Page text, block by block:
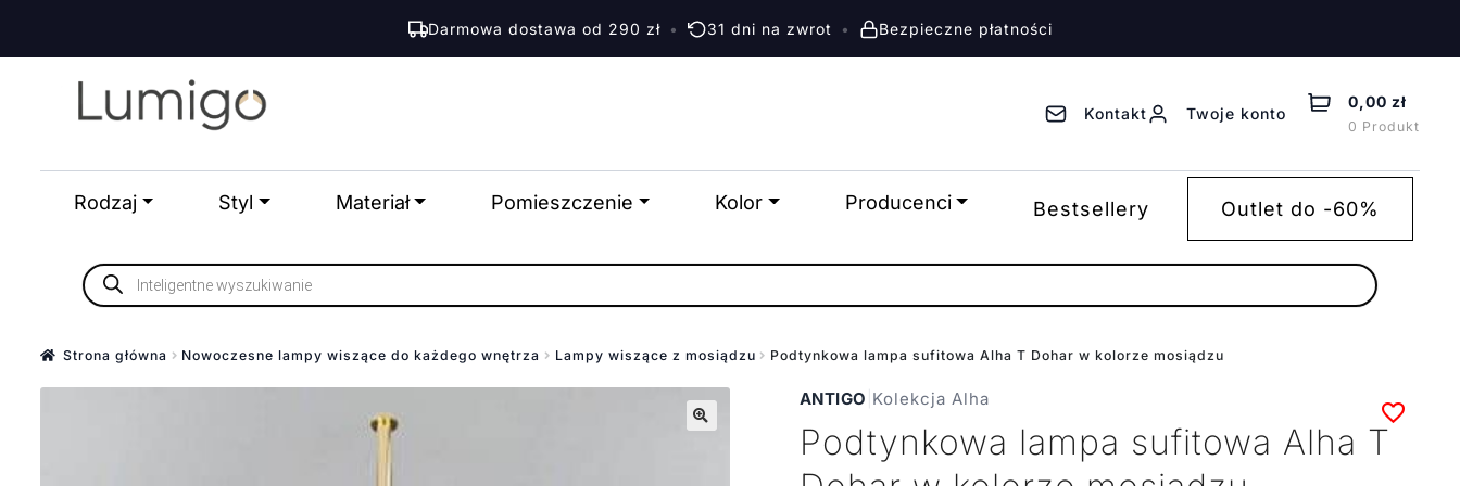
Darmowa dostawa od 290 zł • 31 dni na zwrot • Bezpieczne płatności
Przejdź
nawigacji
Przejdź
treści
Kontakt Twoje konto
Rodzaj Styl Materiał Pomieszczenie Kolor Producenci Bestsellery Outlet do -60%
0,00 zł
0 Produkt
Wyszukiwarka
produktów
Strona główna Nowoczesne lampy wiszące do każdego wnętrza Lampy wiszące z mosiądzu Podtynkowa lampa sufitowa Alha T Dohar w kolorze mosiądzu
ANTIGO Kolekcja Alha
Podtynkowa lampa sufitowa Alha T